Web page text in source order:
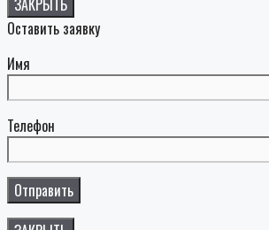
ЗАКРЫТЬ
Оставить заявку
Имя
Телефон